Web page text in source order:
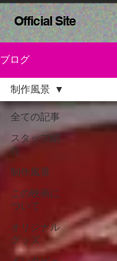
Official Site
ブログ
全ての記事
スタッフ紹
介
制作風景
この映画に
ついて
オリジナル
グッズ
制作風景